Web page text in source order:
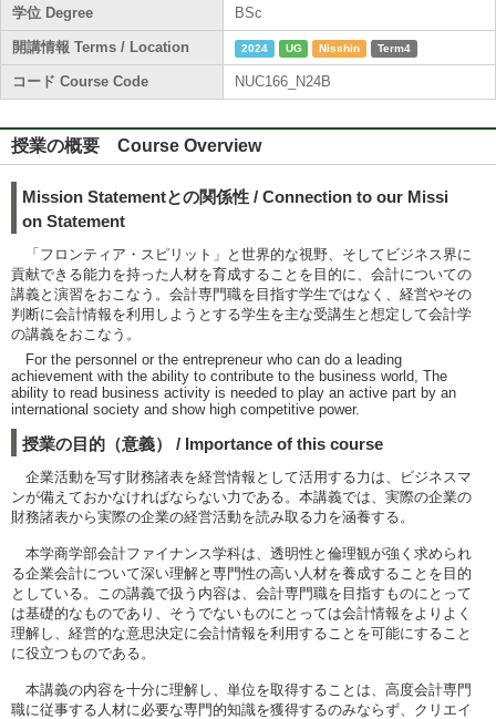
学位 Degree BSc
開講情報 Terms / Location 2024 UG Nisshin Term4
コード Course Code NUC166_N24B
授業の概要 Course Overview
Mission Statementとの関係性 / Connection to our Missi
on Statement
「フロンティア・スピリット」と世界的な視野、そしてビジネス界に
貢献できる能力を持った人材を育成することを目的に、会計についての
講義と演習をおこなう。会計専門職を目指す学生ではなく、経営やその
判断に会計情報を利用しようとする学生を主な受講生と想定して会計学
の講義をおこなう。
For the personnel or the entrepreneur who can do a leading
achievement with the ability to contribute to the business world, The
ability to read business activity is needed to play an active part by an
international society and show high competitive power.
授業の目的（意義） / Importance of this course
企業活動を写す財務諸表を経営情報として活用する力は、ビジネスマ
ンが備えておかなければならない力である。本講義では、実際の企業の
財務諸表から実際の企業の経営活動を読み取る力を涵養する。
本学商学部会計ファイナンス学科は、透明性と倫理観が強く求められ
る企業会計について深い理解と専門性の高い人材を養成することを目的
としている。この講義で扱う内容は、会計専門職を目指すものにとって
は基礎的なものであり、そうでないものにとっては会計情報をよりよく
理解し、経営的な意思決定に会計情報を利用することを可能にすること
に役立つものである。
本講義の内容を十分に理解し、単位を取得することは、高度会計専門
職に従事する人材に必要な専門的知識を獲得するのみならず、クリエイ